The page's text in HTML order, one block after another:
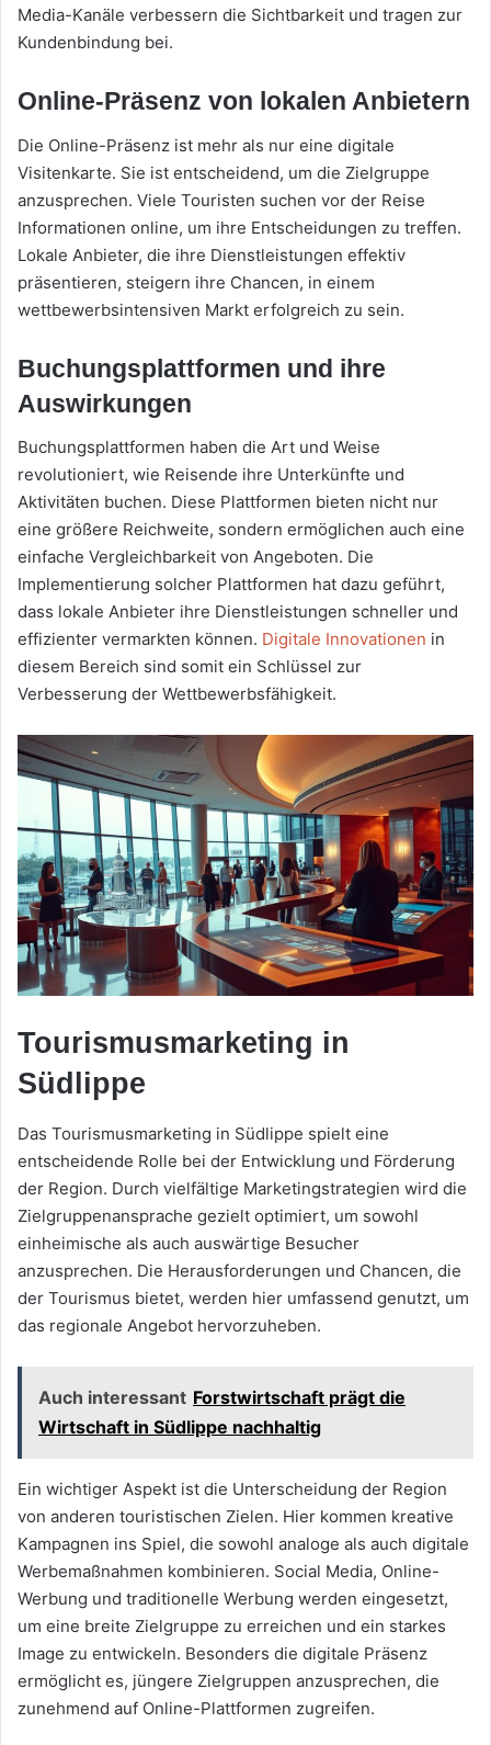
Media-Kanäle verbessern die Sichtbarkeit und tragen zur
Kundenbindung bei.
Online-Präsenz von lokalen Anbietern
Die Online-Präsenz ist mehr als nur eine digitale
Visitenkarte. Sie ist entscheidend, um die Zielgruppe
anzusprechen. Viele Touristen suchen vor der Reise
Informationen online, um ihre Entscheidungen zu treffen.
Lokale Anbieter, die ihre Dienstleistungen effektiv
präsentieren, steigern ihre Chancen, in einem
wettbewerbsintensiven Markt erfolgreich zu sein.
Buchungsplattformen und ihre
Auswirkungen
Buchungsplattformen haben die Art und Weise
revolutioniert, wie Reisende ihre Unterkünfte und
Aktivitäten buchen. Diese Plattformen bieten nicht nur
eine größere Reichweite, sondern ermöglichen auch eine
einfache Vergleichbarkeit von Angeboten. Die
Implementierung solcher Plattformen hat dazu geführt,
dass lokale Anbieter ihre Dienstleistungen schneller und
effizienter vermarkten können. Digitale Innovationen in
diesem Bereich sind somit ein Schlüssel zur
Verbesserung der Wettbewerbsfähigkeit.
Tourismusmarketing in
Südlippe
Das Tourismusmarketing in Südlippe spielt eine
entscheidende Rolle bei der Entwicklung und Förderung
der Region. Durch vielfältige Marketingstrategien wird die
Zielgruppenansprache gezielt optimiert, um sowohl
einheimische als auch auswärtige Besucher
anzusprechen. Die Herausforderungen und Chancen, die
der Tourismus bietet, werden hier umfassend genutzt, um
das regionale Angebot hervorzuheben.
Auch interessant Forstwirtschaft prägt die
Wirtschaft in Südlippe nachhaltig
Ein wichtiger Aspekt ist die Unterscheidung der Region
von anderen touristischen Zielen. Hier kommen kreative
Kampagnen ins Spiel, die sowohl analoge als auch digitale
Werbemaßnahmen kombinieren. Social Media, Online-
Werbung und traditionelle Werbung werden eingesetzt,
um eine breite Zielgruppe zu erreichen und ein starkes
Image zu entwickeln. Besonders die digitale Präsenz
ermöglicht es, jüngere Zielgruppen anzusprechen, die
zunehmend auf Online-Plattformen zugreifen.